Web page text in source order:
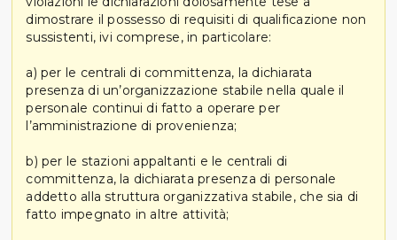
dimostrare il possesso di requisiti di qualificazione non
sussistenti, ivi comprese, in particolare:
a) per le centrali di committenza, la dichiarata
presenza di un’organizzazione stabile nella quale il
personale continui di fatto a operare per
l’amministrazione di provenienza;
b) per le stazioni appaltanti e le centrali di
committenza, la dichiarata presenza di personale
addetto alla struttura organizzativa stabile, che sia di
fatto impegnato in altre attività;